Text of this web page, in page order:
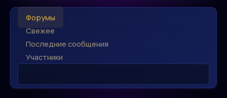
Форумы
Свежее
Последние сообщения
Участники